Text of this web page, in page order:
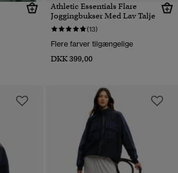
Athletic Essentials Flare
Joggingbukser Med Lav Talje
(13)
Flere farver tilgængelige
DKK 399,00